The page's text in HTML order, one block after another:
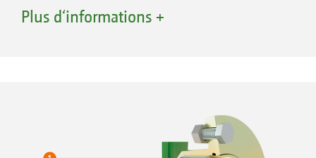
modifiée par la rotation des disques dans le
sol
Plus d‘informations +